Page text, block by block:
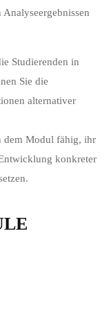
Studierenden in
Sie die
alternativer
dem Modul fähig, ihr
konkreter